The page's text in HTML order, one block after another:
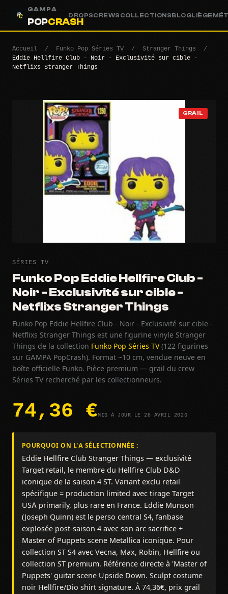
GAMPA
POPCRASH
DROPSCREWS COLLECTIONSBLOGLIÈGE
Accueil / Funko Pop Séries TV / Stranger Things
/
Eddie Hellfire Club - Noir - Exclusivité sur cible -
Netflixs Stranger Things
GRAIL
SÉRIES TV
Funko Pop Eddie Hellfire Club -
Noir - Exclusivité sur cible -
Netflixs Stranger Things
Funko Pop Eddie Hellfire Club - Noir - Exclusivité sur cible -
Netflixs Stranger Things est une figurine vinyle Stranger
Things de la collection Funko Pop Séries TV(122 figurines
sur GAMPA PopCrash). Format ~10 cm, vendue neuve en
boîte officielle Funko. Pièce premium — grail du crew
Séries TV recherché par les collectionneurs.
74,36 €MIS À JOUR LE 28 AVRIL 2026
POURQUOI ON L'A SÉLECTIONNÉE :
Eddie Hellfire Club Stranger Things — exclusivité
Target retail, le membre du Hellfire Club D&D
iconique de la saison 4 ST. Variant exclu retail
spécifique = production limited avec tirage Target
USA primarily, plus rare en France. Eddie Munson
(Joseph Quinn) est le perso central S4, fanbase
explosée post-saison 4 avec son arc sacrifice +
Master of Puppets scene Metallica iconique. Pour
collection ST S4 avec Vecna, Max, Robin, Hellfire ou
collection ST premium. Référence directe à 'Master of
Puppets' guitar scene Upside Down. Sculpt costume
noir Hellfire/Dio shirt signature. À 74,36€, prix grail